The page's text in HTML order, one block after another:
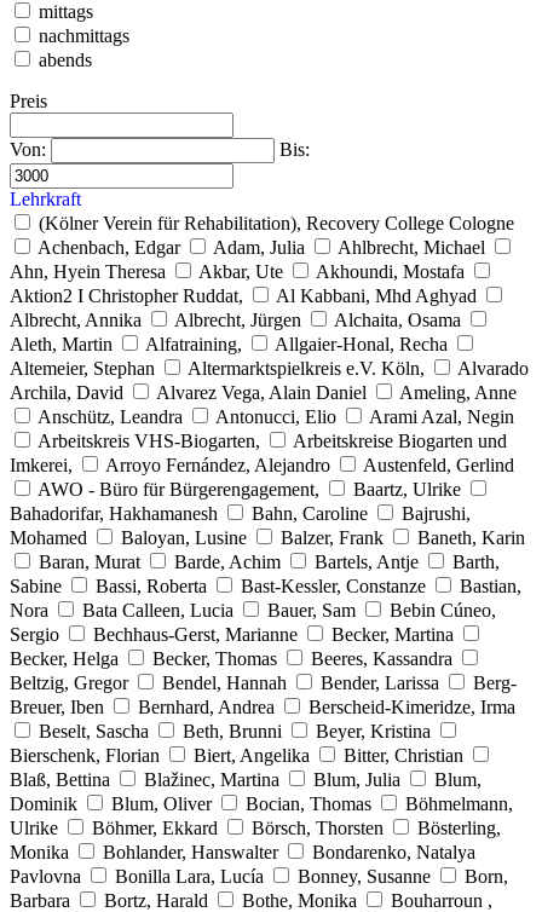
mittags
nachmittags
abends
Preis
Von: Bis:
Lehrkraft
(Kölner Verein für Rehabilitation), Recovery College Cologne
Achenbach, Edgar
Adam, Julia
Ahlbrecht, Michael
Ahn, Hyein Theresa
Akbar, Ute
Akhoundi, Mostafa
Aktion2 I Christopher Ruddat,
Al Kabbani, Mhd Aghyad
Albrecht, Annika
Albrecht, Jürgen
Alchaita, Osama
Aleth, Martin
Alfatraining,
Allgaier-Honal, Recha
Altemeier, Stephan
Altermarktspielkreis e.V. Köln,
Alvarado
Archila, David
Alvarez Vega, Alain Daniel
Ameling, Anne
Anschütz, Leandra
Antonucci, Elio
Arami Azal, Negin
Arbeitskreis VHS-Biogarten,
Arbeitskreise Biogarten und
Imkerei,
Arroyo Fernández, Alejandro
Austenfeld, Gerlind
AWO - Büro für Bürgerengagement,
Baartz, Ulrike
Bahadorifar, Hakhamanesh
Bahn, Caroline
Bajrushi,
Mohamed
Baloyan, Lusine Balzer, Frank
Baneth, Karin
Baran, Murat
Barde, Achim Bartels, Antje
Barth,
Sabine
Bassi, Roberta Bast-Kessler, Constanze
Bastian,
Nora
Bata Calleen, Lucia Bauer, Sam
Bebin Cúneo,
Sergio
Bechhaus-Gerst, Marianne
Becker, Martina
Becker, Helga
Becker, Thomas
Beeres, Kassandra
Beltzig, Gregor
Bendel, Hannah Bender, Larissa
Berg-
Breuer, Iben
Bernhard, Andrea
Berscheid-Kimeridze, Irma
Beselt, Sascha
Beth, Brunni
Beyer, Kristina
Bierschenk, Florian
Biert, Angelika
Bitter, Christian
Blaß, Bettina
Blažinec, Martina Blum, Julia
Blum,
Dominik
Blum, Oliver Bocian, Thomas
Böhmelmann,
Ulrike
Böhmer, Ekkard Börsch, Thorsten
Bösterling,
Monika
Bohlander, Hanswalter
Bondarenko, Natalya
Pavlovna
Bonilla Lara, Lucía Bonney, Susanne
Born,
Barbara
Bortz, Harald Bothe, Monika
Bouharroun ,